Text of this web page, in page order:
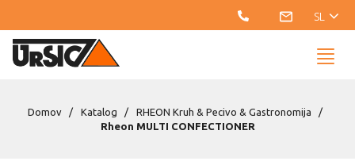
SL
Domov Katalog
RHEON Kruh & Pecivo & Gastronomija
Rheon MULTI CONFECTIONER